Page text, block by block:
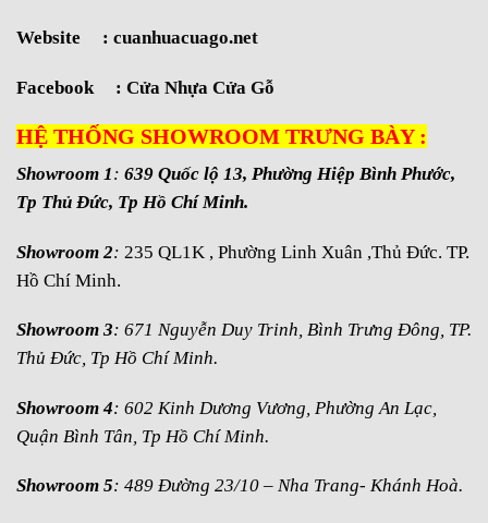
Website : cuanhuacuago.net
Facebook : Cửa Nhựa Cửa Gỗ
HỆ THỐNG SHOWROOM TRƯNG BÀY :
Showroom 1: 639 Quốc lộ 13, Phường Hiệp Bình Phước,
Tp Thủ Đức, Tp Hồ Chí Minh.
Showroom 2: 235 QL1K , Phường Linh Xuân ,Thủ Đức. TP.
Hồ Chí Minh.
Showroom 3: 671 Nguyễn Duy Trinh, Bình Trưng Đông, TP.
Thủ Đức, Tp Hồ Chí Minh.
Showroom 4: 602 Kinh Dương Vương, Phường An Lạc,
Quận Bình Tân, Tp Hồ Chí Minh.
Showroom 5: 489 Đường 23/10 – Nha Trang- Khánh Hoà.